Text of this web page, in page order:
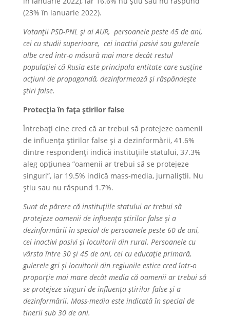
(23% în ianuarie 2022).
Votanții PSD-PNL și ai AUR, persoanele peste 45 de ani,
cei cu studii superioare, cei inactivi pasivi sau gulerele
albe cred într-o măsură mai mare decât restul
populației că Rusia este principala entitate care susține
acțiuni de propagandă, dezinformează și răspândește
știri false.
Protecția în fața știrilor false
Întrebați cine cred că ar trebui să protejeze oamenii
de influența știrilor false și a dezinformării, 41.6%
dintre respondenți indică instituțiile statului, 37.3%
aleg opțiunea ”oamenii ar trebui să se protejeze
singuri”, iar 19.5% indică mass-media, jurnaliștii. Nu
știu sau nu răspund 1.7%.
Sunt de părere că instituțiile statului ar trebui să
protejeze oamenii de influența știrilor false și a
dezinformării în special de persoanele peste 60 de ani,
cei inactivi pasivi și locuitorii din rural. Persoanele cu
vârsta între 30 și 45 de ani, cei cu educație primară,
gulerele gri și locuitorii din regiunile estice cred într-o
proporție mai mare decât media că oamenii ar trebui să
se protejeze singuri de influența știrilor false și a
dezinformării. Mass-media este indicată în special de
tinerii sub 30 de ani.